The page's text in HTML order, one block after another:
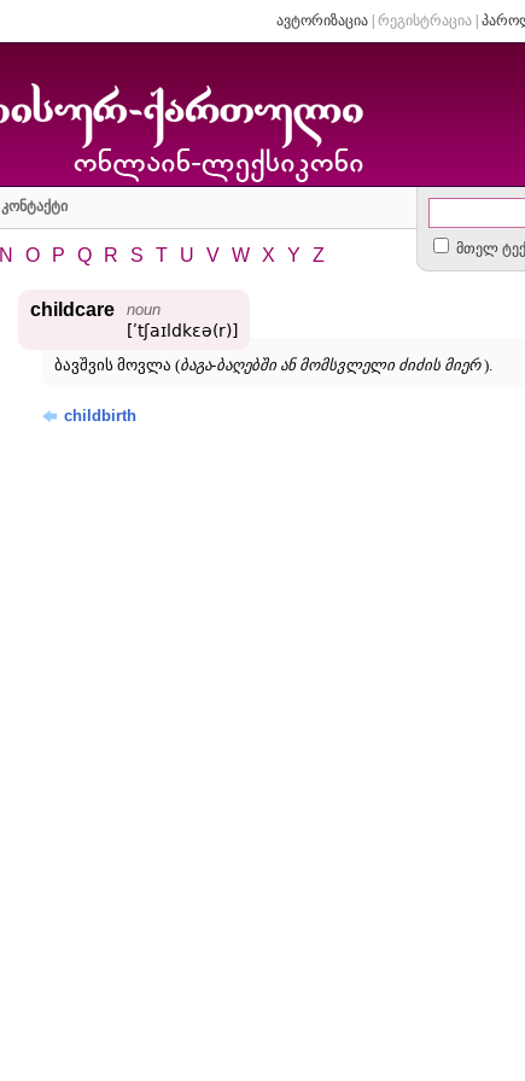
ავტორიზაცია| რეგისტრაცია|
კონტაქტი
მთელ
N O P Q R S T U V W X Y Z
childcare noun
[ʹtʃaɪldkɛə(r)]
ბავშვის მოვლა (ბაგა-ბაღებში ან მომსვლელი ძიძის მიერ ).
childbirth